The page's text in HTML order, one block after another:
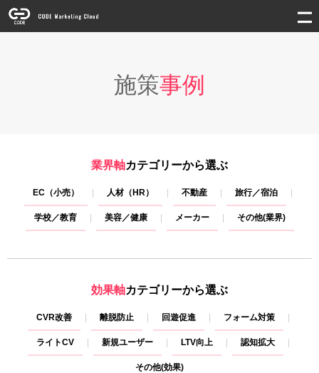
施策事例
業界軸カテゴリーから選ぶ
EC（小売） 人材（HR） 不動産 旅行／宿泊
学校／教育 美容／健康 メーカー その他(業界)
効果軸カテゴリーから選ぶ
CVR改善 離脱防止 回遊促進 フォーム対策
ライトCV 新規ユーザー LTV向上 認知拡大
その他(効果)